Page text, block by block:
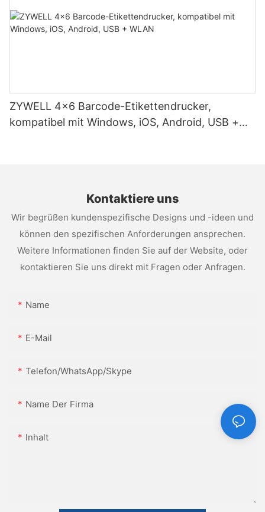
ZYWELL 4x6 Barcode-Etikettendrucker,
kompatibel mit Windows, iOS, Android, USB +
Kontaktiere uns
Wir begrüßen kundenspezifische Designs und -ideen und
können den spezifischen Anforderungen ansprechen.
Weitere Informationen finden Sie auf der Website, oder
kontaktieren Sie uns direkt mit Fragen oder Anfragen.
Name
E-Mail
Telefon/WhatsApp/Skype
Name Der Firma
Inhalt